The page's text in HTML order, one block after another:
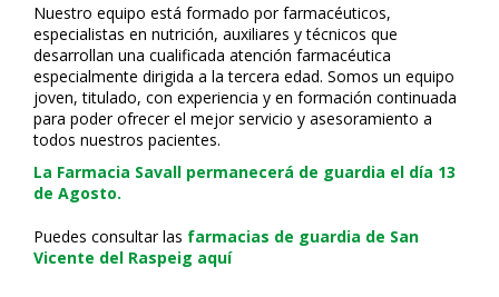
Nuestro equipo está formado por farmacéuticos,
especialistas en nutrición, auxiliares y técnicos que
desarrollan una cualificada atención farmacéutica
especialmente dirigida a la tercera edad. Somos un equipo
joven, titulado, con experiencia y en formación continuada
para poder ofrecer el mejor servicio y asesoramiento a
todos nuestros pacientes.
La Farmacia Savall permanecerá de guardia el día 13
de Agosto.
Puedes consultar las farmacias de guardia de San
Vicente del Raspeig aquí